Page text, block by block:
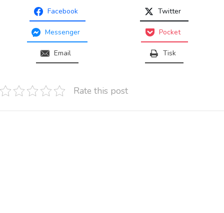
Facebook Twitter
Messenger Pocket
Email Tisk
Rate this post